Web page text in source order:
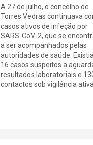
A 27 de julho, o concelho de
Torres Vedras continuava
casos ativos de infeção por
SARS-CoV-2, que se
a ser acompanhados pelas
autoridades de saúde.
16 casos suspeitos a
resultados laboratoriais e
contactos sob vigilância